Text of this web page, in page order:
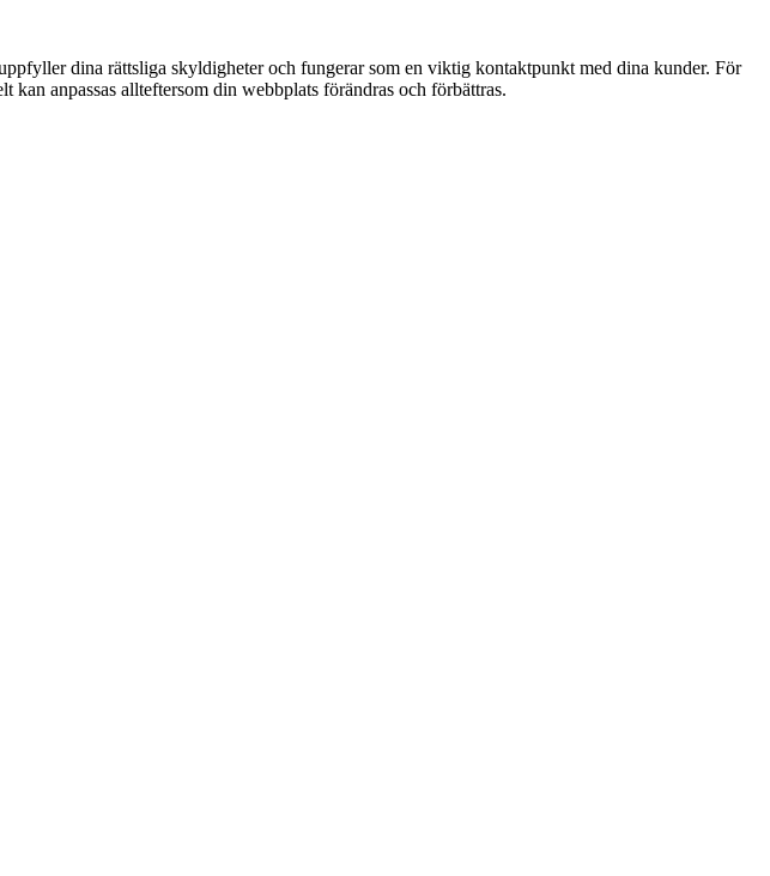
dina rättsliga skyldigheter och fungerar som en viktig kontaktpunkt med dina kunder. För
anpassas allteftersom din webbplats förändras och förbättras.